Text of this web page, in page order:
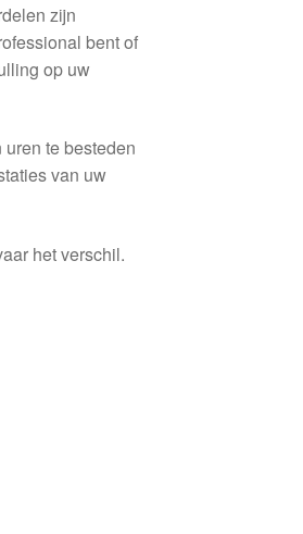
zijn
bent of
op uw
te besteden
van uw
het verschil.